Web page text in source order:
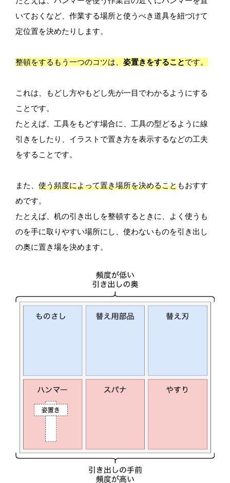
いておくなど、作業する場所と使うべき道具を紐づけて
定位置を決めたりします。
整頓をするもう一つのコツは、 姿置きをすることです。
これは、もどし方やもどし先が一目でわかるようにする
ことです。
たとえば、工具をもどす場合に、工具の型どるように線
引きをしたり、イラストで置き方を表示するなどの工夫
をすることです。
また、 使う頻度によって置き場所を決めることもおすす
めです。
たとえば、机の引き出しを整頓するときに、よく使うも
のを手に取りやすい場所にし、使わないものを引き出し
の奥に置き場を決めます。